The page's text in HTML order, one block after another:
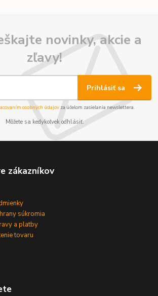
novinky, akcie a
zľavy!
Prihlásiť sa
osobných údajov za účelom zasielania newslettera.
Môžete sa kedykoľvek odhlásiť.
zákazníkov
súkromia
a platby
tovaru